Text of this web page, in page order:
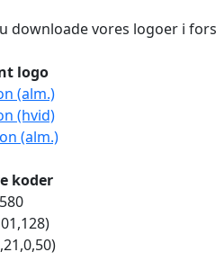
downloade vores logoer i
logo
(alm.)
(hvid)
(alm.)
koder